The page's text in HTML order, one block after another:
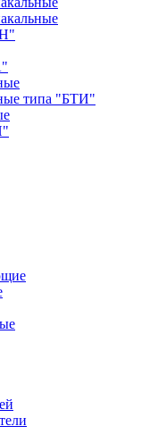
типа "БТИ"